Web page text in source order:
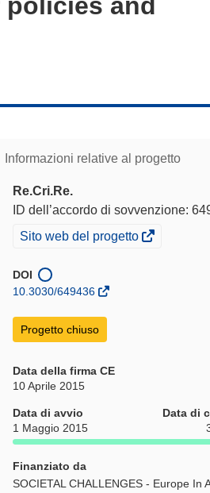
Informazioni relative al progetto
Re.Cri.Re.
ID dell’accordo di sovvenzione:
(si
una
nuova
Sito web del progetto
DOI
10.3030/649436
Progetto chiuso
Data della firma CE
10 Aprile 2015
Data di avvio
1 Maggio 2015
Data di
Finanziato da
SOCIETAL CHALLENGES - Europe In